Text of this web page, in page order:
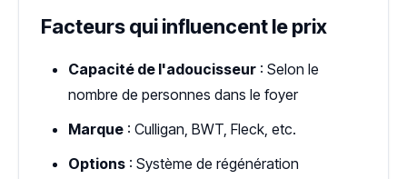
Facteurs qui influencent le prix
Capacité de l'adoucisseur : Selon le
nombre de personnes dans le foyer
Marque : Culligan, BWT, Fleck, etc.
Options : Système de régénération